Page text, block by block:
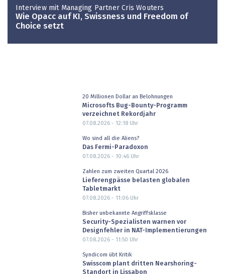
Interview mit Managing Partner Cris Wouters
Wie Opacc auf KI, Swissness und Freedom of
Choice setzt
20 Millionen Dollar an Belohnungen
Microsofts Bug-Bounty-Programm
verzeichnet Rekordjahr
07.08.2026 - 12:18Uhr
Wo sind all die Aliens?
Das Fermi-Paradoxon
07.08.2026 - 10:46Uhr
Zahlen zum zweiten Quartal 2026
Lieferengpässe belasten globalen
Tabletmarkt
07.08.2026 - 11:06Uhr
Bisher unbekannte Angriffsklasse
Security-Spezialisten warnen vor
Designfehler in NAT-Implementierungen
07.08.2026 - 11:50 Uhr
Syndicom übt Kritik
Swisscom plant dritten Nearshoring-
Standort in Lissabon